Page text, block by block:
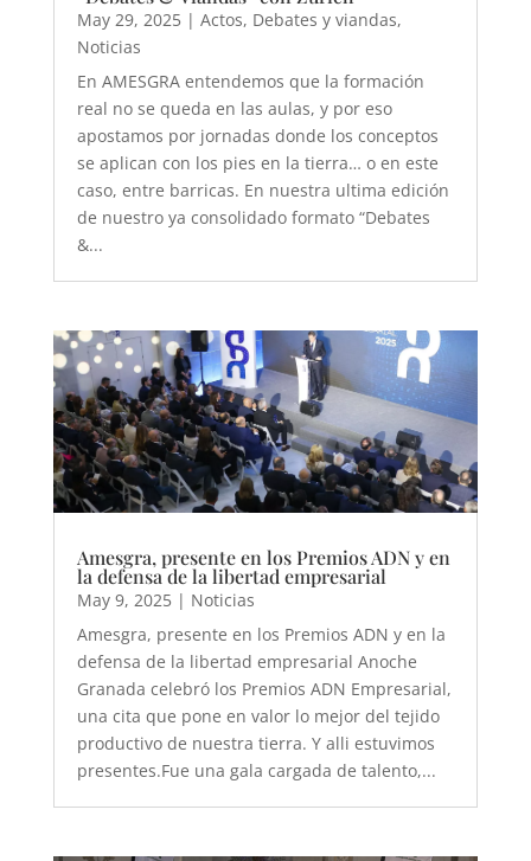
May 29, 2025| Actos, Debates y viandas,
Noticias
En AMESGRA entendemos que la formación
real no se queda en las aulas, y por eso
apostamos por jornadas donde los conceptos
se aplican con los pies en la tierra… o en este
caso, entre barricas. En nuestra ultima edición
de nuestro ya consolidado formato “Debates
&...
Amesgra, presente en los Premios ADN y en
la defensa de la libertad empresarial
May 9, 2025| Noticias
Amesgra, presente en los Premios ADN y en la
defensa de la libertad empresarial Anoche
Granada celebró los Premios ADN Empresarial,
una cita que pone en valor lo mejor del tejido
productivo de nuestra tierra. Y alli estuvimos
presentes.Fue una gala cargada de talento,...